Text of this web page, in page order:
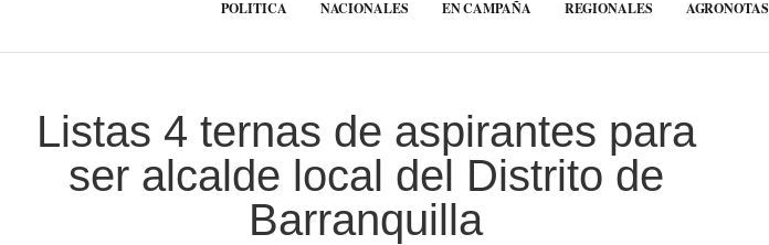
POLITICA NACIONALES EN CAMPAÑA REGIONALES AGRONOTAS
Listas 4 ternas de aspirantes para
ser alcalde local del Distrito de
Barranquilla